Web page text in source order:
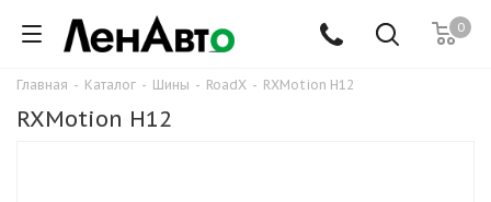
0
Главная - Каталог - Шины - RoadX - RXMotion H12
RXMotion H12